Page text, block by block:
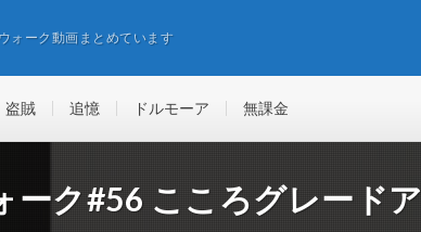
ォーク動画まとめています
盗賊 追憶 ドルモーア 無課金
ーク#56 こころグレードア